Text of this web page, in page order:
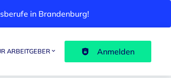
in Brandenburg!
ARBEITGEBER Anmelden